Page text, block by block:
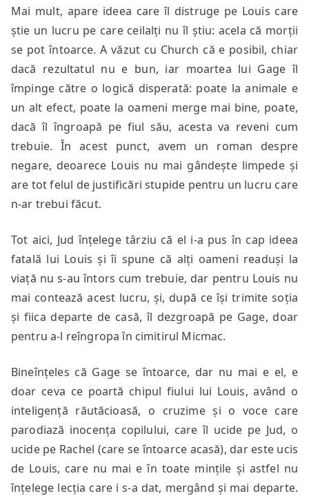
Mai mult, apare ideea care îl distruge pe Louis care
știe un lucru pe care ceilalți nu îl știu: acela că morții
se pot întoarce. A văzut cu Church că e posibil, chiar
dacă rezultatul nu e bun, iar moartea lui Gage îl
împinge către o logică disperată: poate la animale e
un alt efect, poate la oameni merge mai bine, poate,
dacă îl îngroapă pe fiul său, acesta va reveni cum
trebuie. În acest punct, avem un roman despre
negare, deoarece Louis nu mai gândește limpede și
are tot felul de justificări stupide pentru un lucru care
n-ar trebui făcut.
Tot aici, Jud înțelege târziu că el i-a pus în cap ideea
fatală lui Louis și îi spune că alți oameni readuși la
viață nu s-au întors cum trebuie, dar pentru Louis nu
mai contează acest lucru, și, după ce își trimite soția
și fiica departe de casă, îl dezgroapă pe Gage, doar
pentru a-l reîngropa în cimitirul Micmac.
Bineînțeles că Gage se întoarce, dar nu mai e el, e
doar ceva ce poartă chipul fiului lui Louis, având o
inteligență răutăcioasă, o cruzime și o voce care
parodiază inocența copilului, care îl ucide pe Jud, o
ucide pe Rachel (care se întoarce acasă), dar este ucis
de Louis, care nu mai e în toate mințile și astfel nu
înțelege lecția care i s-a dat, mergând și mai departe.